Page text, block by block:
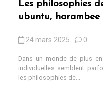
Les philosophies
ubuntu,
24 mars 2025 0
Dans un monde de plus
individuelles semblent
les philosophies de...